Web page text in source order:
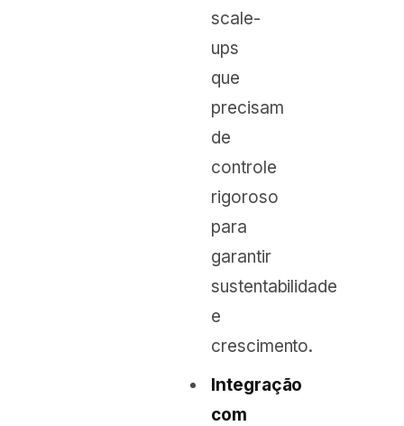
scale-
ups
que
precisam
de
controle
rigoroso
para
garantir
sustentabilidade
e
crescimento.
Integração
com